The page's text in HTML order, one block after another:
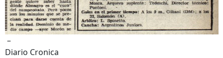
–
Diario Cronica